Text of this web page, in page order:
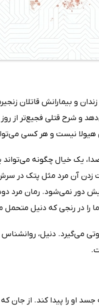
و بیمارانش قاتلان
شرح قتلی فجیع‌تر از روز
هیولا نیست و هر کسی
یک خیال چگونه می‌تواند
زدن آن مرد مثل پتک در
دور نمی‌شود. رمان مرد
را در رنجی که دنیل
دنیل، روانشناس
را پیدا کند. از جان که